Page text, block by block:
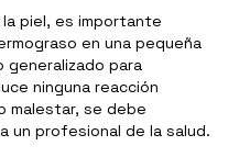
piel, es importante
en una pequeña
generalizado para
ninguna reacción
malestar, se debe
un profesional de la salud.